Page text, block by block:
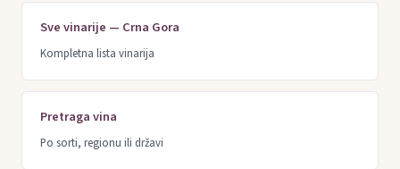
Sve vinarije — Crna Gora
Kompletna lista vinarija
Pretraga vina
Po sorti, regionu ili državi